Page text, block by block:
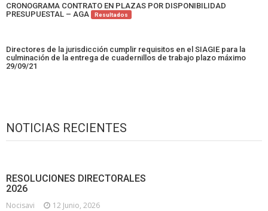
CRONOGRAMA CONTRATO EN PLAZAS POR DISPONIBILIDAD
PRESUPUESTAL – AGA
Resultados
Directores de la jurisdicción cumplir requisitos en el SIAGIE para la
culminación de la entrega de cuadernillos de trabajo plazo máximo
29/09/21
NOTICIAS RECIENTES
RESOLUCIONES DIRECTORALES
2026
Nocisavi 12 Junio, 2026